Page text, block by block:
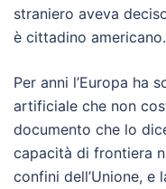
straniero aveva
è cittadino americano.
Per anni l’Europa ha
artificiale che non
documento che lo
capacità di frontiera
confini dell’Unione,